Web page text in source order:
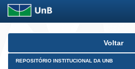
Skip
Voltar
REPOSITÓRIO INSTITUCIONAL DA UNB